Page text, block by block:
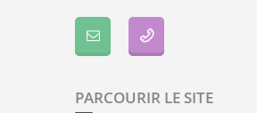
PARCOURIR LE SITE